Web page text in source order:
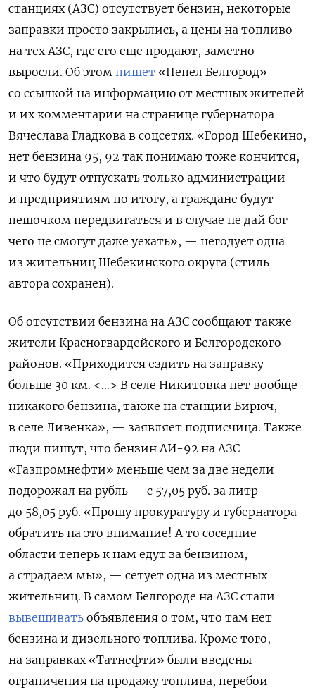
станциях (АЗС) отсутствует бензин, некоторые
заправки просто закрылись, а цены на топливо
на тех АЗС, где его еще продают, заметно
выросли. Об этом пишет «Пепел Белгород»
со ссылкой на информацию от местных жителей
и их комментарии на странице губернатора
Вячеслава Гладкова в соцсетях. «Город Шебекино,
нет бензина 95, 92 так понимаю тоже кончится,
и что будут отпускать только администрации
и предприятиям по итогу, а граждане будут
пешочком передвигаться и в случае не дай бог
чего не смогут даже уехать», — негодует одна
из жительниц Шебекинского округа (стиль
автора сохранен).
Об отсутствии бензина на АЗС сообщают также
жители Красногвардейского и Белгородского
районов. «Приходится ездить на заправку
больше 30 км. <…> В селе Никитовка нет вообще
никакого бензина, также на станции Бирюч,
в селе Ливенка», — заявляет подписчица. Также
люди пишут, что бензин АИ-92 на АЗС
«Газпромнефти» меньше чем за две недели
подорожал на рубль — с 57,05 руб. за литр
до 58,05 руб. «Прошу прокуратуру и губернатора
обратить на это внимание! А то соседние
области теперь к нам едут за бензином,
а страдаем мы», — сетует одна из местных
жительниц. В самом Белгороде на АЗС стали
вывешивать объявления о том, что там нет
бензина и дизельного топлива. Кроме того,
на заправках «Татнефти» были введены
ограничения на продажу топлива, перебои